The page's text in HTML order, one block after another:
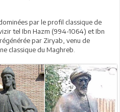
par le profil classique de
tel Ibn Hazm (994-1064) et Ibn
par Ziryab, venu de
classique du Maghreb.